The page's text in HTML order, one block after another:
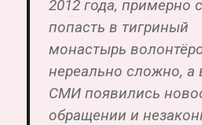
2012 года, примерно
попасть в тигриный
монастырь
нереально сложно, а
СМИ появились
обращении и